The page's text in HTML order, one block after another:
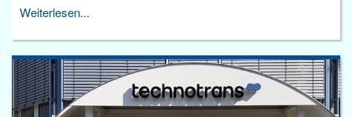
Weiterlesen...